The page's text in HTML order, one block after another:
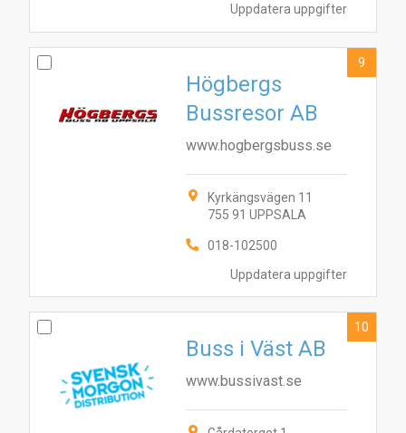
Uppdatera uppgifter
Uppdatera uppgifter
Högbergs
Bussresor AB
www.hogbergsbuss.se
Kyrkängsvägen 11
755 91 UPPSALA
018-102500
9
Buss i Väst AB
www.bussivast.se
10